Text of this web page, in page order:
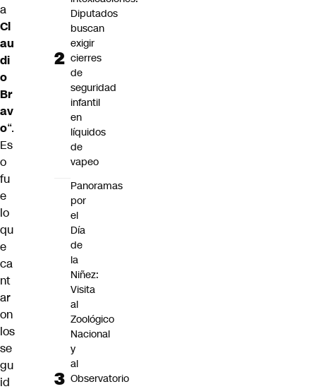
a
Cl
au
di
o
Br
av
o“.
Es
o
fu
e
lo
qu
e
ca
nt
ar
on
los
se
gu
id
Diputados
buscan
exigir
cierres
de
seguridad
infantil
en
líquidos
de
vapeo
Panoramas
por
el
Día
de
la
Niñez:
Visita
al
Zoológico
Nacional
y
al
Observatorio